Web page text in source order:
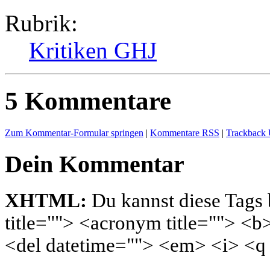
Rubrik:
Kritiken GHJ
5 Kommentare
Zum Kommentar-Formular springen | Kommentare RSS | Trackback
Dein Kommentar
XHTML: Du kannst diese
title=""> <acronym title="">
<del datetime=""> <em> <i>